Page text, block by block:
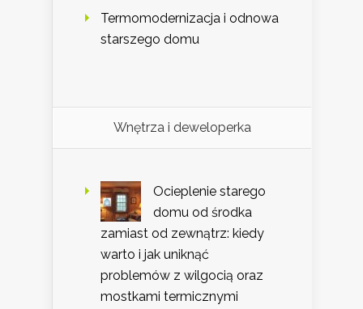
Termomodernizacja i odnowa
starszego domu
Wnętrza i deweloperka
Ocieplenie starego
domu od środka
zamiast od zewnątrz: kiedy
warto i jak uniknąć
problemów z wilgocią oraz
mostkami termicznymi